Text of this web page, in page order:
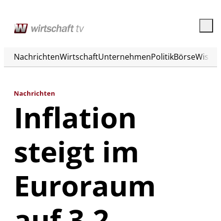
NachrichtenWirtschaftUnternehmenPolitikBörse
Nachrichten
Inflation
steigt im
Euroraum